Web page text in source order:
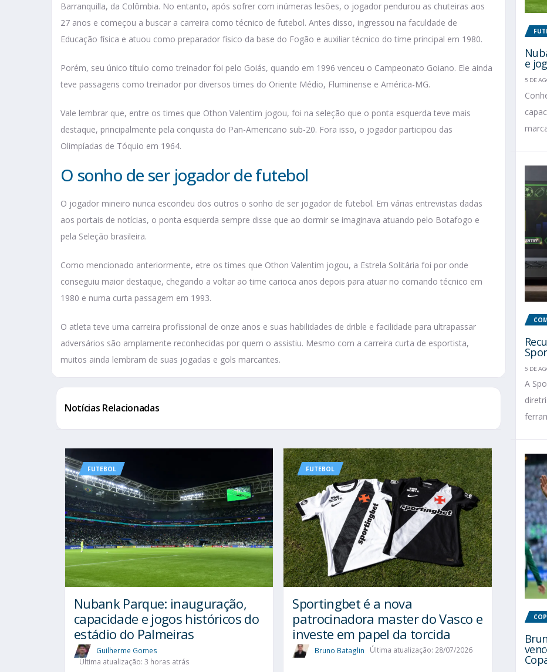
Barranquilla, da Colômbia. No entanto, após sofrer com inúmeras lesões, o jogador pendurou as chuteiras aos
27 anos e começou a buscar a carreira como técnico de futebol. Antes disso, ingressou na faculdade de
Educação física e atuou como preparador físico da base do Fogão e auxiliar técnico do time principal em 1980.
Porém, seu único título como treinador foi pelo Goiás, quando em 1996 venceu o Campeonato Goiano. Ele ainda
teve passagens como treinador por diversos times do Oriente Médio, Fluminense e América-MG.
Vale lembrar que, entre os times que Othon Valentim jogou, foi na seleção que o ponta esquerda teve mais
destaque, principalmente pela conquista do Pan-Americano sub-20. Fora isso, o jogador participou das
Olimpíadas de Tóquio em 1964.
O sonho de ser jogador de futebol
O jogador mineiro nunca escondeu dos outros o sonho de ser jogador de futebol. Em várias entrevistas dadas
aos portais de notícias, o ponta esquerda sempre disse que ao dormir se imaginava atuando pelo Botafogo e
pela Seleção brasileira.
Como mencionado anteriormente, etre os times que Othon Valentim jogou, a Estrela Solitária foi por onde
conseguiu maior destaque, chegando a voltar ao time carioca anos depois para atuar no comando técnico em
1980 e numa curta passagem em 1993.
O atleta teve uma carreira profissional de onze anos e suas habilidades de drible e facilidade para ultrapassar
adversários são amplamente reconhecidas por quem o assistiu. Mesmo com a carreira curta de esportista,
muitos ainda lembram de suas jogadas e gols marcantes.
Notícias Relacionadas
FUTEBOL
Nubank Parque: inauguração,
capacidade e jogos históricos do
estádio do Palmeiras
Guilherme Gomes
Última atualização: 3 horas atrás
FUTEBOL
Sportingbet é a nova
patrocinadora master do Vasco e
investe em papel da torcida
Bruno Bataglin Última atualização: 28/07/2026
e
5 DE
5 DE
A